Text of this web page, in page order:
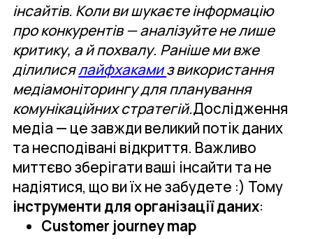
інсайтів. Коли ви шукаєте інформацію
про конкурентів — аналізуйте не лише
критику, а й похвалу. Раніше ми вже
ділилисялайфхакамиз використання
медіамоніторингу для планування
комунікаційних стратегій.Дослідження
медіа — це завжди великий потік даних
та несподівані відкриття. Важливо
миттєво зберігати ваші інсайти та не
надіятися, що ви їх не забудете :) Тому
інструменти для організації даних:
Сustomer journey map